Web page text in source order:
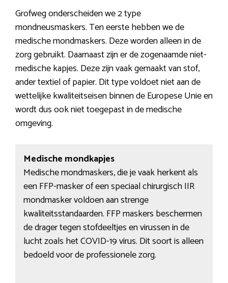
Grofweg onderscheiden we 2 type
mondneusmaskers. Ten eerste hebben we de
medische mondmaskers. Deze worden alleen in de
zorg gebruikt. Daarnaast zijn er de zogenaamde niet-
medische kapjes. Deze zijn vaak gemaakt van stof,
ander textiel of papier. Dit type voldoet niet aan de
wettelijke kwaliteitseisen binnen de Europese Unie en
wordt dus ook niet toegepast in de medische
omgeving.
Medische mondkapjes
Medische mondmaskers, die je vaak herkent als
een FFP-masker of een speciaal chirurgisch IIR
mondmasker voldoen aan strenge
kwaliteitsstandaarden. FFP maskers beschermen
de drager tegen stofdeeltjes en virussen in de
lucht zoals het COVID-19 virus. Dit soort is alleen
bedoeld voor de professionele zorg.